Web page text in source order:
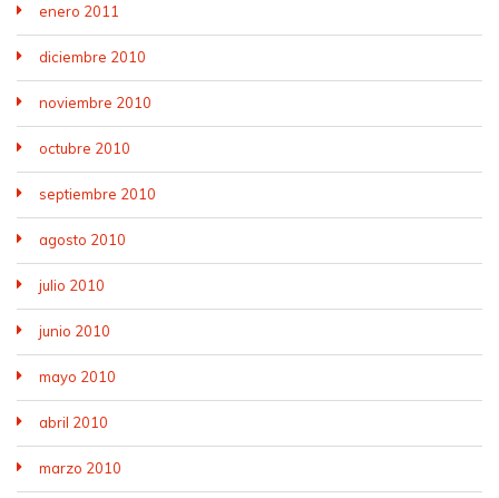
enero 2011
diciembre 2010
noviembre 2010
octubre 2010
septiembre 2010
agosto 2010
julio 2010
junio 2010
mayo 2010
abril 2010
marzo 2010